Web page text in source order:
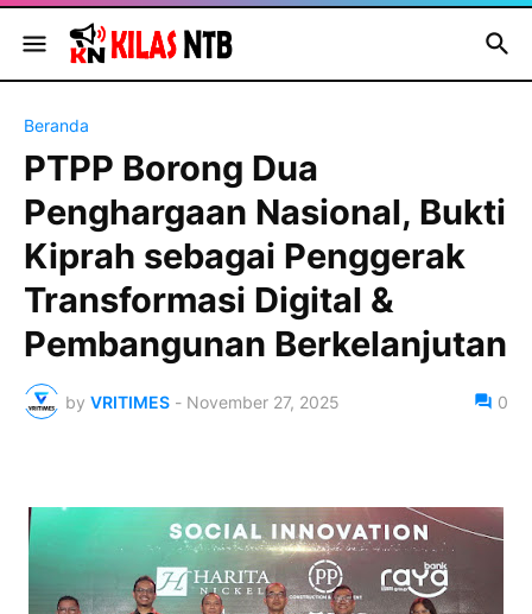
Beranda
PTPP Borong Dua
Penghargaan Nasional, Bukti
Kiprah sebagai Penggerak
Transformasi Digital &
Pembangunan Berkelanjutan
by VRITIMES - November 27, 2025 0